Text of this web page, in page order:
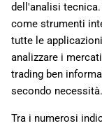
i
z
dell'analisi
come strumenti
tutte le
analizzare i
trading ben
secondo necessità.
Tra i numerosi